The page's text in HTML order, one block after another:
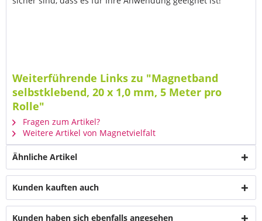
Weiterführende Links zu "Magnetband
selbstklebend, 20 x 1,0 mm, 5 Meter pro
Rolle"
Fragen zum Artikel?
Weitere Artikel von Magnetvielfalt
Ähnliche Artikel
Kunden kauften auch
Kunden haben sich ebenfalls angesehen